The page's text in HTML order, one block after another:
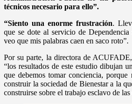
técnicos necesario para ello”.
“Siento una enorme frustración.
que se dote al servicio de
veo que mis palabras caen en saco roto”.
Por su parte, la directora de
“los resultados de este estudio dibujan
que debemos tomar conciencia,
construir la sociedad de Bienestar a la
construirse sobre el trabajo esclavo de las